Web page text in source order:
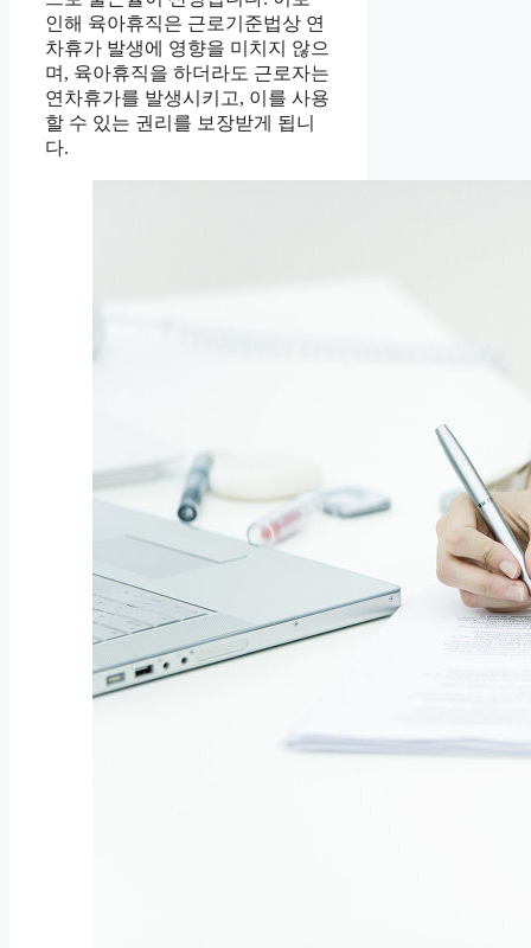
인해 육아휴직은 근로기준법상 연
차휴가 발생에 영향을 미치지 않으
며, 육아휴직을 하더라도 근로자는
연차휴가를 발생시키고, 이를 사용
할 수 있는 권리를 보장받게 됩니
다.